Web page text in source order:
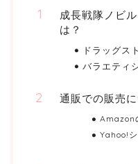
成長戦隊ノビ
は？
ドラッグス
バラエティ
通販での販売
Amazon
Yahoo!